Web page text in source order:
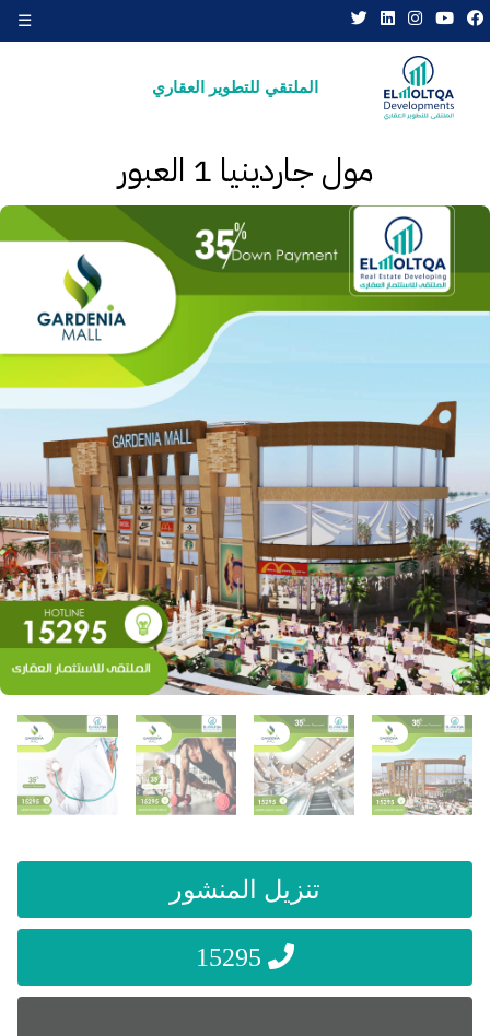
☰
الملتقي للتطوير العقاري
×
مول جاردينيا 1 العبور
تنزيل المنشور